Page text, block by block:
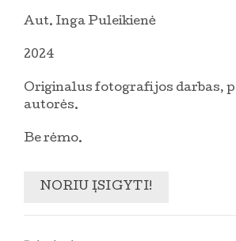
Aut. Inga Puleikienė
2024
Originalus fotografijos darbas,
autorės.
Be rėmo.
NORIU ĮSIGYTI!